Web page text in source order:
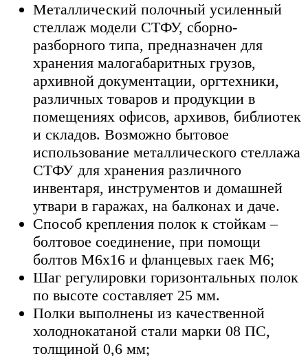
Металлический полочный усиленный
стеллаж модели СТФУ, сборно-
разборного типа, предназначен для
хранения малогабаритных грузов,
архивной документации, оргтехники,
различных товаров и продукции в
помещениях офисов, архивов, библиотек
и складов. Возможно бытовое
использование металлического стеллажа
СТФУ для хранения различного
инвентаря, инструментов и домашней
утвари в гаражах, на балконах и даче.
Способ крепления полок к стойкам –
болтовое соединение, при помощи
болтов М6х16 и фланцевых гаек М6;
Шаг регулировки горизонтальных полок
по высоте составляет 25 мм.
Полки выполнены из качественной
холоднокатаной стали марки 08 ПС,
толщиной 0,6 мм;